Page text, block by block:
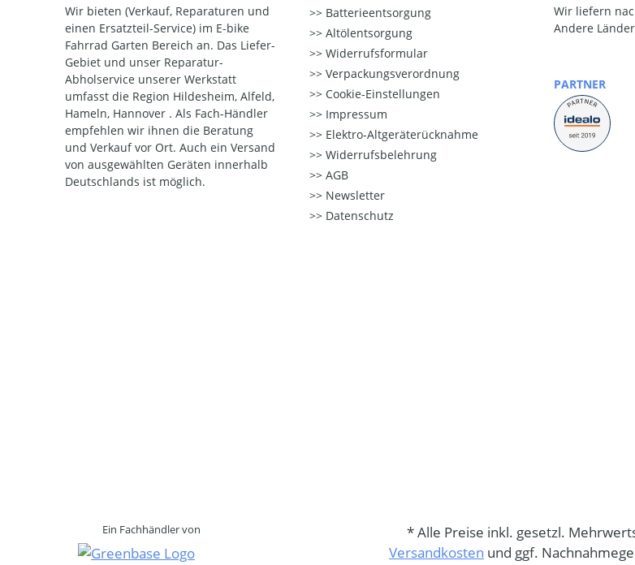
Wir bieten (Verkauf, Reparaturen und
einen Ersatzteil-Service) im E-bike
Fahrrad Garten Bereich an. Das Liefer-
Gebiet und unser Reparatur-
Abholservice unserer Werkstatt
umfasst die Region Hildesheim, Alfeld,
Hameln, Hannover . Als Fach-Händler
empfehlen wir ihnen die Beratung
und Verkauf vor Ort. Auch ein Versand
von ausgewählten Geräten innerhalb
Deutschlands ist möglich.
Batterieentsorgung
Altölentsorgung
Widerrufsformular
Verpackungsverordnung
Cookie-Einstellungen
Impressum
Elektro-Altgeräterücknahme
Widerrufsbelehrung
AGB
Newsletter
Datenschutz
Wir liefern
Andere
PARTNER
Ein Fachhändler von
* Alle Preise inkl. gesetzl.
Versandkosten und ggf.